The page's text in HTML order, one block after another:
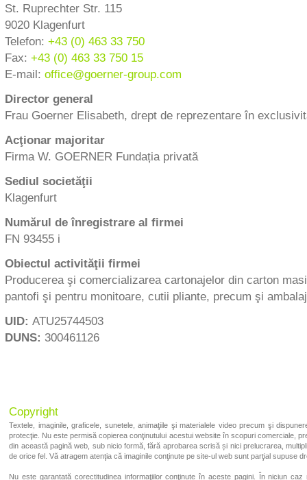
St. Ruprechter Str. 115
9020 Klagenfurt
Telefon: +43 (0) 463 33 750
Fax: +43 (0) 463 33 750 15
E-mail: office@goerner-group.com
Director general
Frau Goerner Elisabeth, drept de reprezentare în
Acţionar majoritar
Firma W. GOERNER Fundația privată
Sediul societăţii
Klagenfurt
Numărul de înregistrare al firmei
FN 93455 i
Obiectul activităţii firmei
Producerea şi comercializarea cartonajelor din carton
pantofi şi pentru monitoare, cutii pliante, precum şi
UID: ATU25744503
DUNS: 300461126
Copyright
Textele, imaginile, graficele, sunetele, animaţiile şi materialele video precum şi
protecţie. Nu este permisă copierea conţinutului acestui website în scopuri comerciale,
din această pagină web, sub nicio formă, fără aprobarea scrisă și nici prelucrarea,
de orice fel. Vă atragem atenţia că imaginile conţinute pe site-ul web sunt parţial supuse
Nu este garantată corectitudinea informaţiilor conţinute în aceste pagini. În niciun